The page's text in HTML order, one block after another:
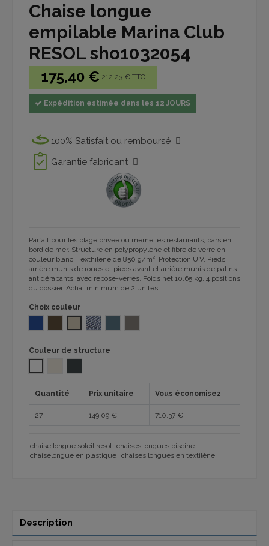
Chaise longue
empilable Marina Club
RESOL sho1032054
175,40 € 212.23 € TTC
Expédition estimée dans les 12 JOURS
100% Satisfait ou remboursé
Garantie fabricant
Parfait pour les plage privée ou meme les restaurants, bars en
bord de mer. Structure en polypropylène et fibre de verre en
couleur blanc. Texthilene de 850 g/m². Protection U.V. Pieds
arrière munis de roues et pieds avant et arrière munis de patins
antidérapants, avec repose-verres. Poids net 10,65 kg. 4 positions
du dossier. Achat minimum de 2 unités.
Choix couleur
CHOCOLAT Polypropylène 1032
ECRU 1032Bleu jean 1032
Couleur de structure
Quantité Prix unitaire Vous économisez
27 149,09 € 710,37 €
chaise longue soleil resol
chaises longues piscine
chaiselongue en plastique chaises longues en textilène
Description